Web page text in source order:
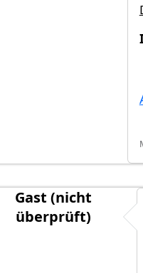
Gast (nicht
überprüft)
Ist